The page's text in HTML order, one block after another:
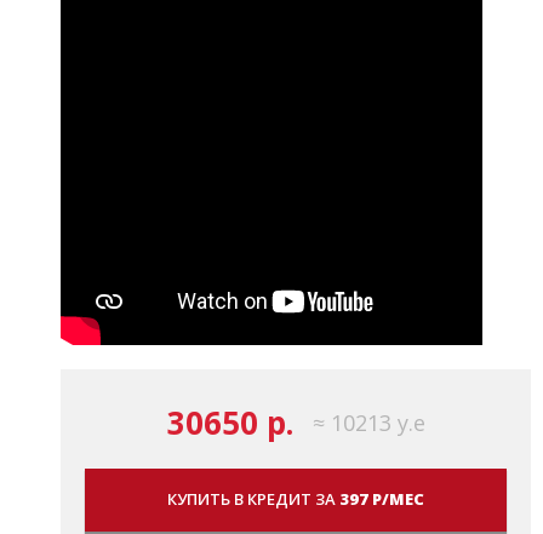
30650 р. ≈ 10213 у.е
КУПИТЬ В КРЕДИТ ЗА 397 Р/МЕС